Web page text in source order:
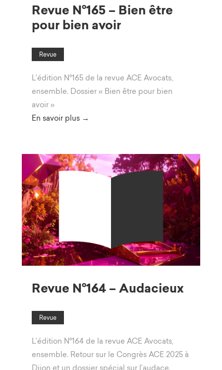
Revue N°165 – Bien être
pour bien avoir
Revue
L’édition N°165 de la revue ACE Avocats,
ensemble. Dossier « Bien être pour bien
avoir »
En savoir plus →
Revue N°164 – Audacieux
Revue
L’édition N°164 de la revue ACE Avocats,
ensemble. Retour sur le Congrès ACE 2025 à
Dijon et un dossier spécial sur l’audace.